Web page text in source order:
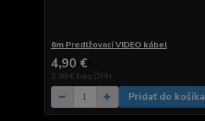
6m Predlžovací VIDEO kábel
4,90 €
3,98 € bez DPH
Pridať do košíka